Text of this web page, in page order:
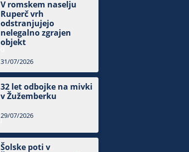
V romskem naselju
Ruperč vrh
odstranjujejo
nelegalno zgrajen
objekt
31/07/2026
32 let odbojke na mivki
v Žužemberku
29/07/2026
Šolske poti v